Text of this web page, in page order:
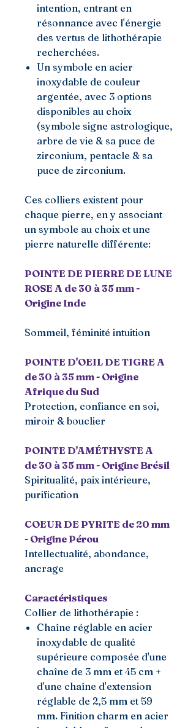
intention, entrant en
résonnance avec l'énergie
des vertus de lithothérapie
recherchées.
Un symbole en acier
inoxydable de couleur
argentée, avec 3 options
disponibles au choix
(symbole signe astrologique,
arbre de vie & sa puce de
zirconium, pentacle & sa
puce de zirconium.
Ces colliers existent pour
chaque pierre, en y associant
un symbole au choix et une
pierre naturelle différente:
POINTE DE PIERRE DE LUNE
ROSE A de 30 à 35 mm -
Origine Inde
Sommeil, féminité intuition
POINTE D'OEIL DE TIGRE A
de 30 à 35 mm - Origine
Afrique du Sud
Protection, confiance en soi,
miroir & bouclier
POINTE D'AMÉTHYSTE A
de 30 à 35 mm - Origine Brésil
Spiritualité, paix intérieure,
purification
COEUR DE PYRITE de 20 mm
- Origine Pérou
Intellectualité, abondance,
ancrage
Caractéristiques
Collier de lithothérapie :
Chaîne réglable en acier
inoxydable de qualité
supérieure composée d'une
chaîne de 3 mm et 45 cm +
d'une chaîne d'extension
réglable de 2,5 mm et 59
mm. Finition charm en acier